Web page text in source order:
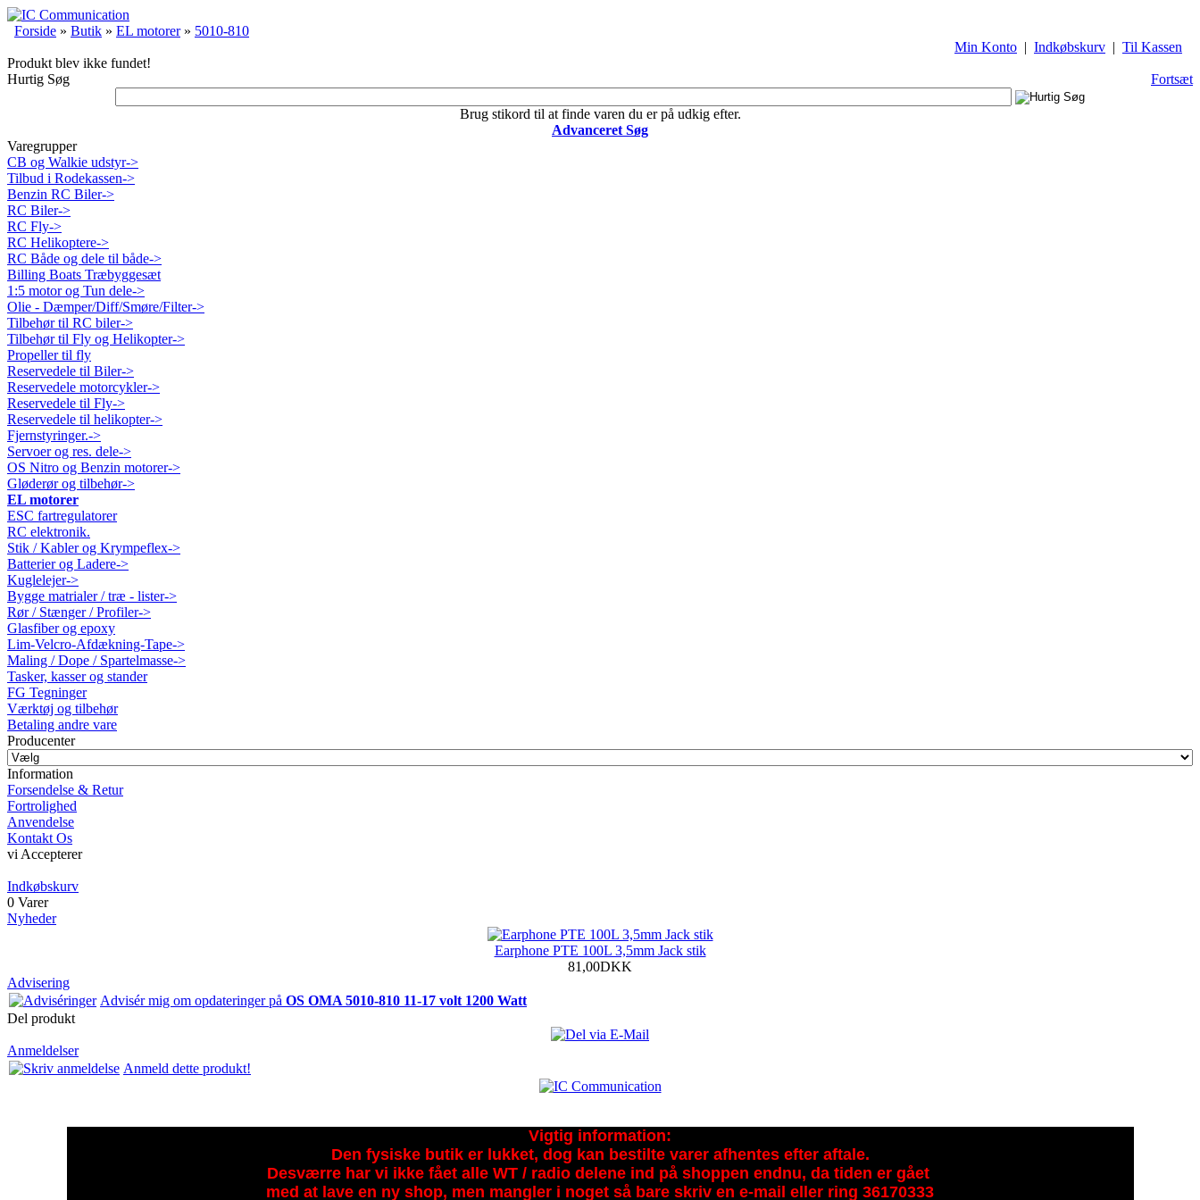
Forside » Butik » EL motorer» 5010-810
Min Konto | Indkøbskurv | Til Kassen
Produkt blev ikke fundet!
Fortsæt
Hurtig Søg
Brug stikord til at finde varen du er på udkig efter.
Advanceret Søg
Varegrupper
CB og Walkie udstyr->
Tilbud i Rodekassen->
Benzin RC Biler->
RC Biler->
RC Fly->
RC Helikoptere->
RC Både og dele til både->
Billing Boats Træbyggesæt
1:5 motor og Tun dele->
Olie - Dæmper/Diff/Smøre/Filter->
Tilbehør til RC biler->
Tilbehør til Fly og Helikopter->
Propeller til fly
Reservedele til Biler->
Reservedele motorcykler->
Reservedele til Fly->
Reservedele til helikopter->
Fjernstyringer.->
Servoer og res. dele->
OS Nitro og Benzin motorer->
Gløderør og tilbehør->
EL motorer
ESC fartregulatorer
RC elektronik.
Stik / Kabler og Krympeflex->
Batterier og Ladere->
Kuglelejer->
Bygge matrialer / træ - lister->
Rør / Stænger / Profiler->
Glasfiber og epoxy
Lim-Velcro-Afdækning-Tape->
Maling / Dope / Spartelmasse->
Tasker, kasser og stander
FG Tegninger
Værktøj og tilbehør
Betaling andre vare
Producenter
Information
Forsendelse & Retur
Fortrolighed
Anvendelse
Kontakt Os
vi Accepterer
Indkøbskurv
0 Varer
Nyheder
Earphone PTE 100L 3,5mm Jack stik
81,00DKK
Advisering
Advisér mig om opdateringer på OS OMA 5010-810 11-17 volt 1200 Watt
Del produkt
Anmeldelser
Anmeld dette produkt!
Vigtig information:
Den fysiske butik er lukket, dog kan bestilte varer afhentes efter aftale.
Desværre har vi ikke fået alle WT / radio delene ind på shoppen endnu, da tiden er gået
med at lave en ny shop, men mangler i noget så bare skriv en e-mail eller ring 36170333